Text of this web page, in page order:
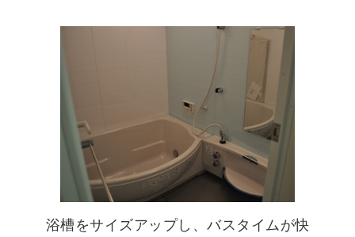
浴槽をサイズアップし、バスタイムが快